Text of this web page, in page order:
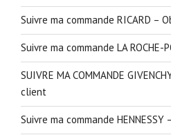
Suivre ma commande RICARD –
Suivre ma commande LA ROCHE-
SUIVRE MA COMMANDE
client
Suivre ma commande